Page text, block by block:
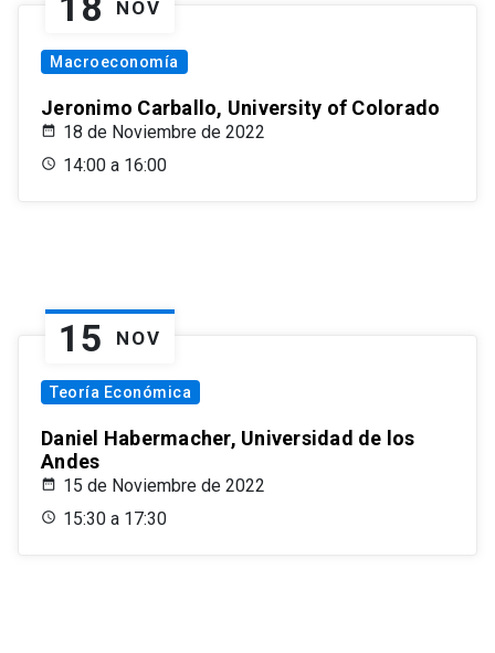
NOV
Macroeconomía
Jeronimo Carballo, University of Colorado
18 de Noviembre de 2022
14:00 a 16:00
15 NOV
Teoría Económica
Daniel Habermacher, Universidad de los
Andes
15 de Noviembre de 2022
15:30 a 17:30